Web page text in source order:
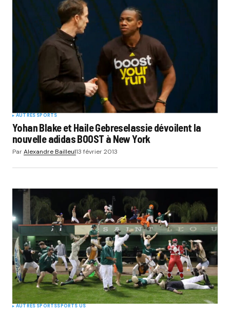
AUTRES SPORTS
Yohan Blake et Haile Gebreselassie dévoilent la
nouvelle adidas BOOST à New York
ParAlexandre Bailleul13 février 2013
AUTRES SPORTSSPORTS US